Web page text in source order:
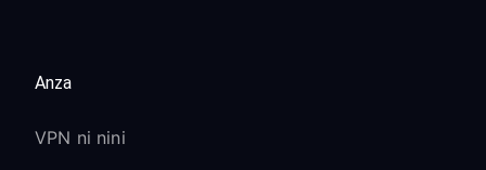
Anza
VPN ni nini